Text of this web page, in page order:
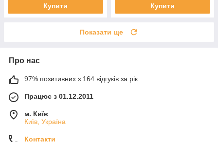
Купити Купити
Показати ще
Про нас
97% позитивних з 164 відгуків за рік
Працює з 01.12.2011
м. Київ
Київ, Україна
Контакти